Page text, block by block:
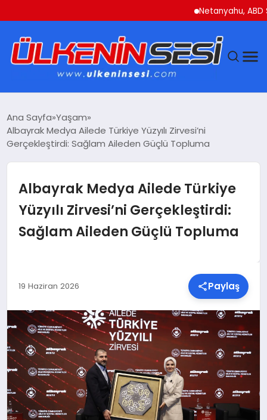
Netanyahu, ABD
EKONOMI
MAGAZIN
SAĞLIK
TEKNOLOJI
YAŞAM
MALATYA HABERLERI
Ana Sayfa Yaşam
Albayrak Medya Ailede Türkiye Yüzyılı Zirvesi’ni
Gerçekleştirdi: Sağlam Aileden Güçlü Topluma
Albayrak Medya Ailede Türkiye
Yüzyılı Zirvesi’ni Gerçekleştirdi:
Sağlam Aileden Güçlü Topluma
19 Haziran 2026 Paylaş